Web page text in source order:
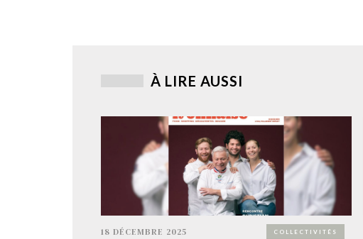
À LIRE AUSSI
18 DÉCEMBRE 2025 COLLECTIVITÉS